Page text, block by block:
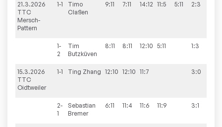
21.3.2026
TTC
Mersch-
Pattern
1-1
Timo
Claßen
9:11 7:11 14:12 11:5 5:11 2:3
1-
2
Tim
Butzküven
8:11 8:11 12:10 5:11 1:3
15.3.2026
TTC
Oidtweiler
1-1 Ting Zhang 12:10 12:10 11:7 3:0
2-
1
Sebastian
Bremer
6:11 11:4 11:6 11:9 3:1